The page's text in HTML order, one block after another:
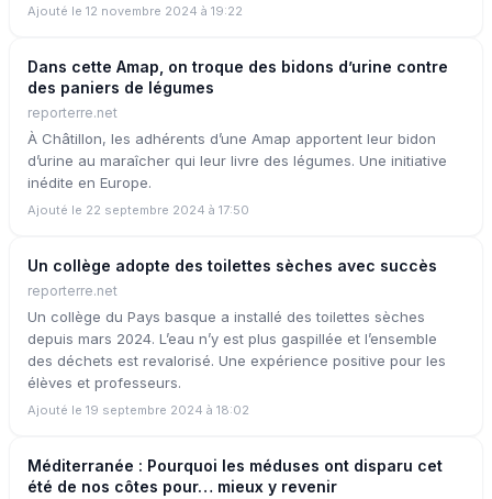
Ajouté le 12 novembre 2024 à 19:22
Dans cette Amap, on troque des bidons d’urine contre
des paniers de légumes
reporterre.net
À Châtillon, les adhérents d’une Amap apportent leur bidon
d’urine au maraîcher qui leur livre des légumes. Une initiative
inédite en Europe.
Ajouté le 22 septembre 2024 à 17:50
Un collège adopte des toilettes sèches avec succès
reporterre.net
Un collège du Pays basque a installé des toilettes sèches
depuis mars 2024. L’eau n’y est plus gaspillée et l’ensemble
des déchets est revalorisé. Une expérience positive pour les
élèves et professeurs.
Ajouté le 19 septembre 2024 à 18:02
Méditerranée : Pourquoi les méduses ont disparu cet
été de nos côtes pour… mieux y revenir